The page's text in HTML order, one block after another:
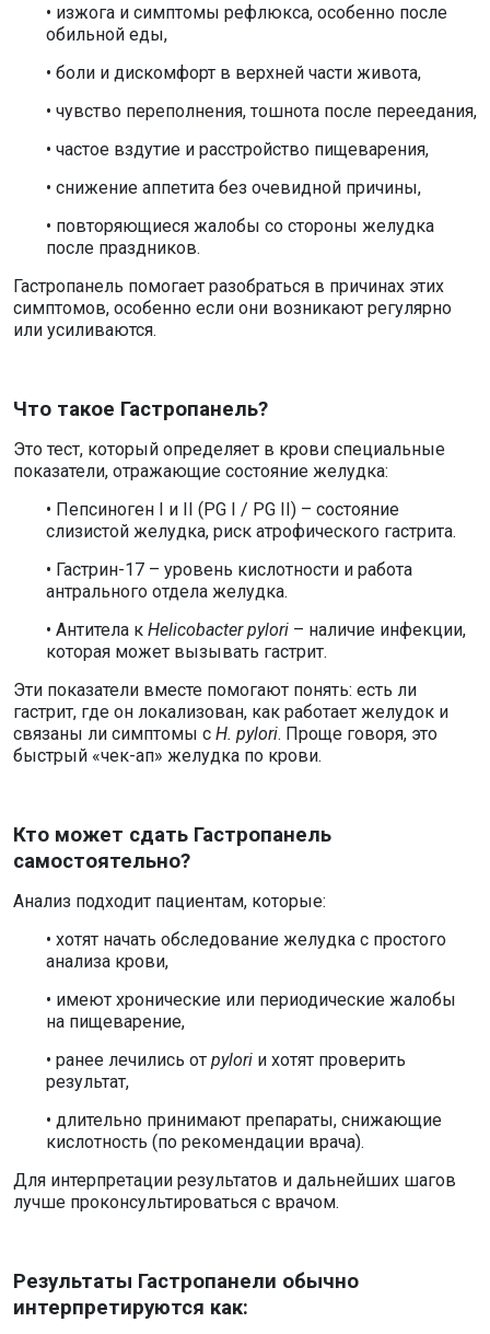
• изжога и симптомы рефлюкса, особенно после
обильной еды,
• боли и дискомфорт в верхней части живота,
• чувство переполнения, тошнота после переедания,
• частое вздутие и расстройство пищеварения,
• снижение аппетита без очевидной причины,
• повторяющиеся жалобы со стороны желудка
после праздников.
Гастропанель помогает разобраться в причинах этих
симптомов, особенно если они возникают регулярно
или усиливаются.
Что такое Гастропанель?
Это тест, который определяет в крови специальные
показатели, отражающие состояние желудка:
• Пепсиноген I и II (PG I / PG II) – состояние
слизистой желудка, риск атрофического гастрита.
• Гастрин-17 – уровень кислотности и работа
антрального отдела желудка.
• Антитела к Helicobacter pylori – наличие инфекции,
которая может вызывать гастрит.
Эти показатели вместе помогают понять: есть ли
гастрит, где он локализован, как работает желудок и
связаны ли симптомы с H. pylori. Проще говоря, это
быстрый «чек-ап» желудка по крови.
Кто может сдать Гастропанель
самостоятельно?
Анализ подходит пациентам, которые:
• хотят начать обследование желудка с простого
анализа крови,
• имеют хронические или периодические жалобы
на пищеварение,
• ранее лечились от pylori и хотят проверить
результат,
• длительно принимают препараты, снижающие
кислотность (по рекомендации врача).
Для интерпретации результатов и дальнейших шагов
лучше проконсультироваться с врачом.
Результаты Гастропанели обычно
интерпретируются как: